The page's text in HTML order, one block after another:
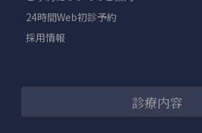
24時間Web初診予約
採用情報
診療内容